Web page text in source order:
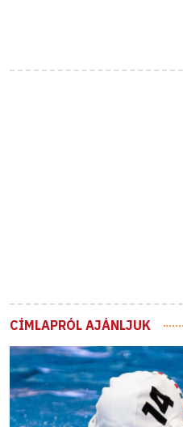
CÍMLAPRÓL AJÁNLJUK